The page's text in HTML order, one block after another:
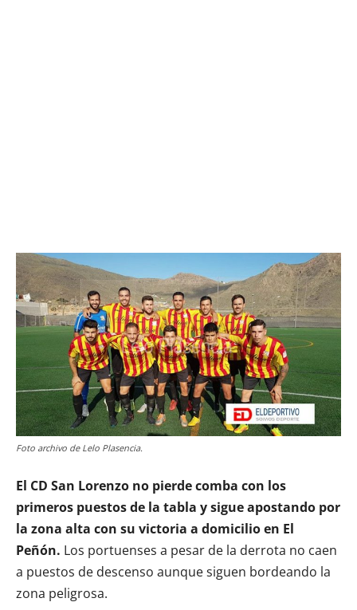
Foto archivo de Lelo Plasencia.
El CD San Lorenzo no pierde comba con los
primeros puestos de la tabla y sigue apostando por
la zona alta con su victoria a domicilio en El
Peñón. Los portuenses a pesar de la derrota no caen
a puestos de descenso aunque siguen bordeando la
zona peligrosa.